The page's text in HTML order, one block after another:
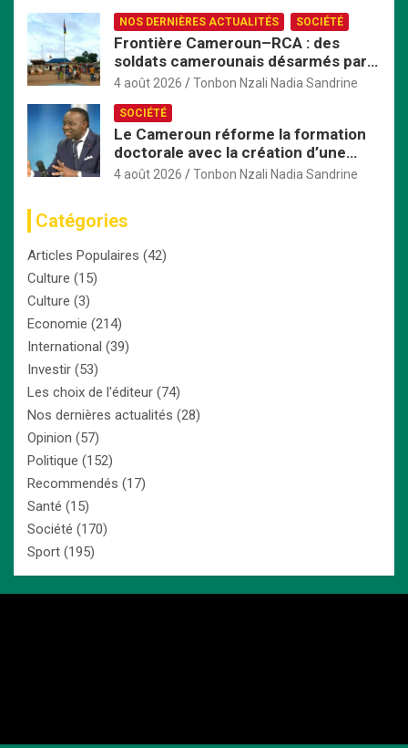
NOS DERNIÈRES ACTUALITÉS SOCIÉTÉ
Frontière Cameroun–RCA : des
soldats camerounais désarmés par
les FACA, la tension monte
4 août 2026 Tonbon Nzali Nadia Sandrine
SOCIÉTÉ
Le Cameroun réforme la formation
doctorale avec la création d’une
Commission nationale dédiée
4 août 2026 Tonbon Nzali Nadia Sandrine
Catégories
Articles Populaires (42)
Culture (15)
Culture (3)
Economie (214)
International (39)
Investir (53)
Les choix de l'éditeur (74)
Nos dernières actualités (28)
Opinion (57)
Politique (152)
Recommendés (17)
Santé (15)
Société (170)
Sport (195)